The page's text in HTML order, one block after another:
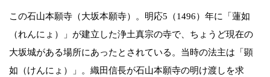
この石山本願寺（大坂本願寺）。明応5（1496）年に「蓮如
（れんにょ）」が建立した浄土真宗の寺で、ちょうど現在の
大坂城がある場所にあったとされている。当時の法主は「顕
如（けんにょ）」。織田信長が石山本願寺の明け渡しを求